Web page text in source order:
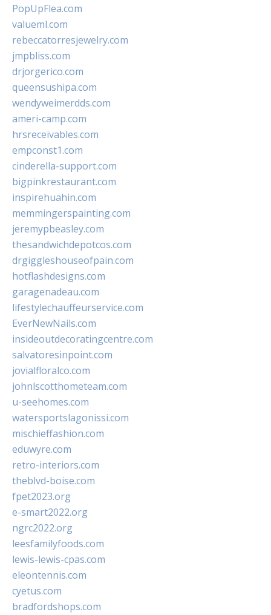
PopUpFlea.com
valueml.com
rebeccatorresjewelry.com
jmpbliss.com
drjorgerico.com
queensushipa.com
wendyweimerdds.com
ameri-camp.com
hrsreceivables.com
empconst1.com
cinderella-support.com
bigpinkrestaurant.com
inspirehuahin.com
memmingerspainting.com
jeremypbeasley.com
thesandwichdepotcos.com
drgiggleshouseofpain.com
hotflashdesigns.com
garagenadeau.com
lifestylechauffeurservice.com
EverNewNails.com
insideoutdecoratingcentre.com
salvatoresinpoint.com
jovialfloralco.com
johnlscotthometeam.com
u-seehomes.com
watersportslagonissi.com
mischieffashion.com
eduwyre.com
retro-interiors.com
theblvd-boise.com
fpet2023.org
e-smart2022.org
ngrc2022.org
leesfamilyfoods.com
lewis-lewis-cpas.com
eleontennis.com
cyetus.com
bradfordshops.com